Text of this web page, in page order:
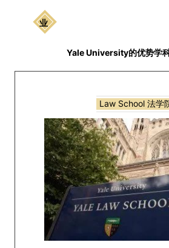
业
Yale University的优势学
Law School 法学